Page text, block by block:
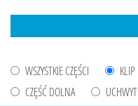
WSZYSTKIE CZĘŚCI KLIP
CZĘŚĆ DOLNA
UCHWYT